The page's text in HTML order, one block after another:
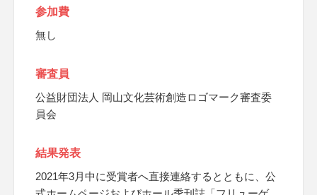
参加費
無し
審査員
公益財団法人 岡山文化芸術創造ロゴマーク審査委
員会
結果発表
2021年3月中に受賞者へ直接連絡するとともに、公